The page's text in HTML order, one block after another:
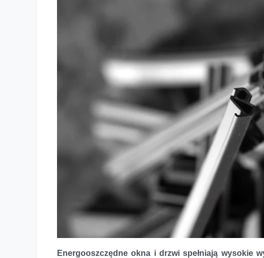
Energooszczędne okna i drzwi spełniają wysokie